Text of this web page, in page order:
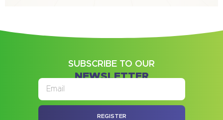
SUBSCRIBE TO OUR
NEWSLETTER
REGISTER